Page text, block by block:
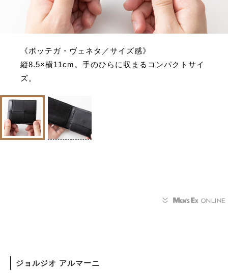
《ボッテガ・ヴェネタ／サイズ感》
縦8.5×横11cm。手のひらに収まるコンパクトサイ
ズ。
ジョルジオ アルマーニ